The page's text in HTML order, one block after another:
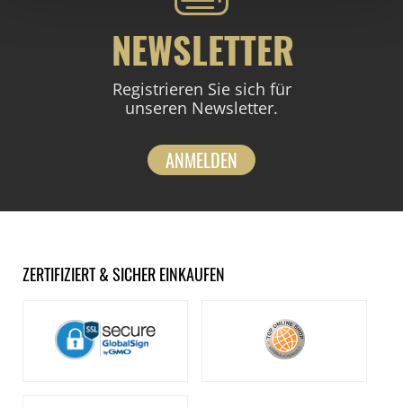
NEWSLETTER
Registrieren Sie sich für
unseren Newsletter.
ANMELDEN
ZERTIFIZIERT & SICHER EINKAUFEN